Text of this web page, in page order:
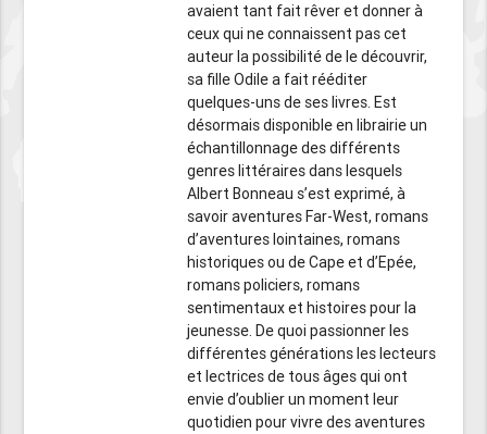
avaient tant fait rêver et donner à
ceux qui ne connaissent pas cet
auteur la possibilité de le découvrir,
sa fille Odile a fait rééditer
quelques-uns de ses livres. Est
désormais disponible en librairie un
échantillonnage des différents
genres littéraires dans lesquels
Albert Bonneau s’est exprimé, à
savoir aventures Far-West, romans
d’aventures lointaines, romans
historiques ou de Cape et d’Epée,
romans policiers, romans
sentimentaux et histoires pour la
jeunesse. De quoi passionner les
différentes générations les lecteurs
et lectrices de tous âges qui ont
envie d’oublier un moment leur
quotidien pour vivre des aventures